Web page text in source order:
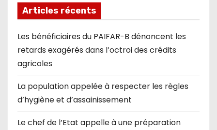
Articles récents
Les bénéficiaires du PAIFAR-B dénoncent les
retards exagérés dans l’octroi des crédits
agricoles
La population appelée à respecter les règles
d’hygiène et d’assainissement
Le chef de l’Etat appelle à une préparation